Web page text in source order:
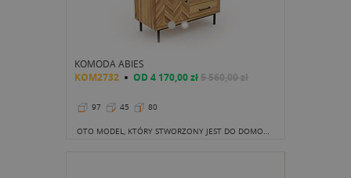
KOMODA ABIES
KOM2732 OD 4 170,00 zł5 560,00 zł
97 45 80
OTO MODEL, KTÓRY STWORZONY JEST DO DOMOWEGO, ALE NIE TYLKO, GABINETU.